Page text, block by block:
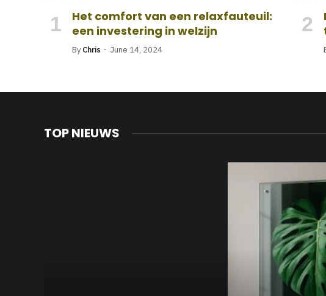
Het comfort van een relaxfauteuil:
een investering in welzijn
By Chris June 14, 2024
TOP NIEUWS